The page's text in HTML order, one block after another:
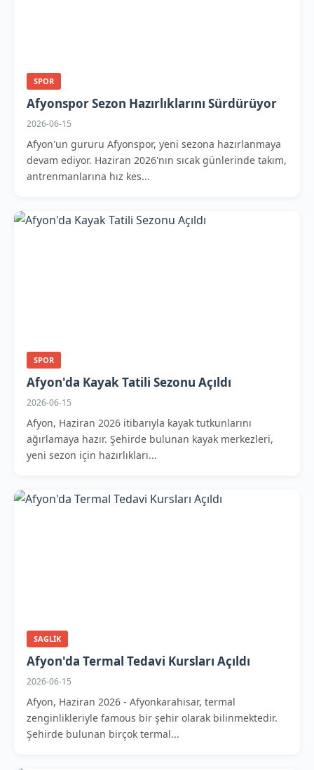
SPOR
Afyonspor Sezon Hazırlıklarını Sürdürüyor
2026-06-15
Afyon'un gururu Afyonspor, yeni sezona hazırlanmaya
devam ediyor. Haziran 2026'nın sıcak günlerinde takım,
antrenmanlarına hız kes...
SPOR
Afyon'da Kayak Tatili Sezonu Açıldı
2026-06-15
Afyon, Haziran 2026 itibarıyla kayak tutkunlarını
ağırlamaya hazır. Şehirde bulunan kayak merkezleri,
yeni sezon için hazırlıkları...
SAGLIK
Afyon'da Termal Tedavi Kursları Açıldı
2026-06-15
Afyon, Haziran 2026 - Afyonkarahisar, termal
zenginlikleriyle famous bir şehir olarak bilinmektedir.
Şehirde bulunan birçok termal...